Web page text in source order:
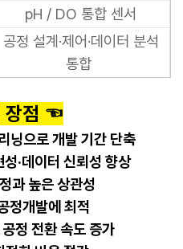
pH / DO 통합 센서
공정 설계·제어·데이터 분석
통합
장점 ☜
닝으로 개발 기간 단축
·데이터 신뢰성 향상
과 높은 상관성
정개발에 최적
정 전환 속도 증가